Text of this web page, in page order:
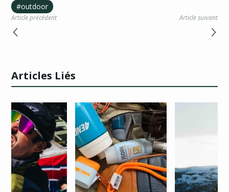
#outdoor
Article précédent Article suivant
Articles Liés